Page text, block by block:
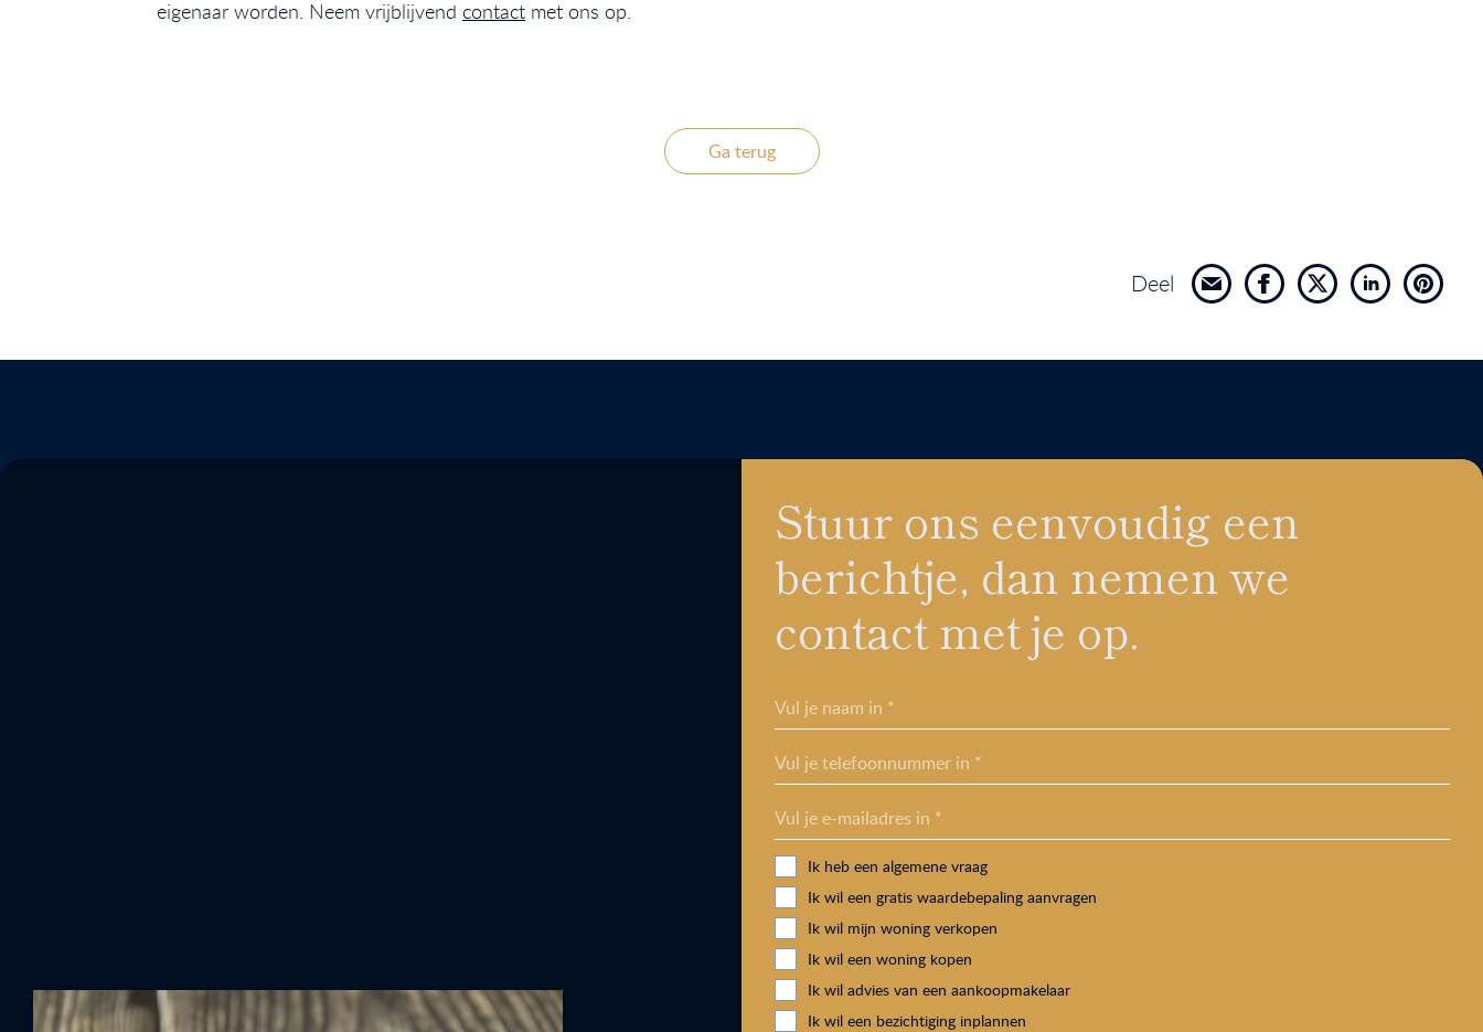
eigenaar worden. Neem vrijblijvend contact met ons op.
Ga terug
Deel
Stuur ons eenvoudig een
berichtje, dan nemen we
contact met je op.
Vul je naam in *
Vul je telefoonnummer in *
Vul je e-mailadres in *
Ik heb een algemene vraag
Ik wil een gratis waardebepaling aanvragen
Ik wil mijn woning verkopen
Ik wil een woning kopen
Ik wil advies van een aankoopmakelaar
Ik wil een bezichtiging inplannen